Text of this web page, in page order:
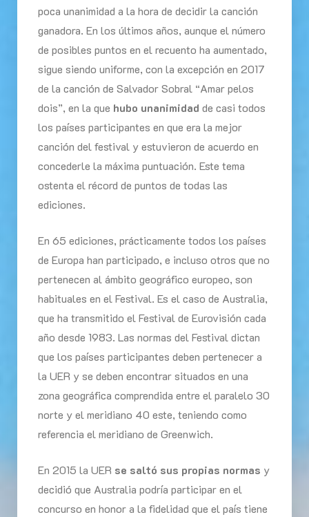
poca unanimidad a la hora de decidir la canción
ganadora. En los últimos años, aunque el número
de posibles puntos en el recuento ha aumentado,
sigue siendo uniforme, con la excepción en 2017
de la canción de Salvador Sobral “Amar pelos
dois”, en la que hubo unanimidad de casi todos
los países participantes en que era la mejor
canción del festival y estuvieron de acuerdo en
concederle la máxima puntuación. Este tema
ostenta el récord de puntos de todas las
ediciones.
En 65 ediciones, prácticamente todos los países
de Europa han participado, e incluso otros que no
pertenecen al ámbito geográfico europeo, son
habituales en el Festival. Es el caso de Australia,
que ha transmitido el Festival de Eurovisión cada
año desde 1983. Las normas del Festival dictan
que los países participantes deben pertenecer a
la UER y se deben encontrar situados en una
zona geográfica comprendida entre el paralelo 30
norte y el meridiano 40 este, teniendo como
referencia el meridiano de Greenwich.
En 2015 la UER se saltó sus propias normas y
decidió que Australia podría participar en el
concurso en honor a la fidelidad que el país tiene